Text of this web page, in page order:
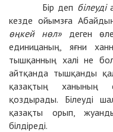
Бір деп білеуді
кезде ойымзға
өңкей нөл» деген
единицаның, яғни
тышқанның халі не
айтқанда тышқанды
қазақтың ханының
қоздырады. Білеуді
қазақты орып,
білдіреді.